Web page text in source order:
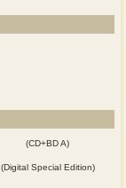
(CD+BD A)
(Digital Special Edition)